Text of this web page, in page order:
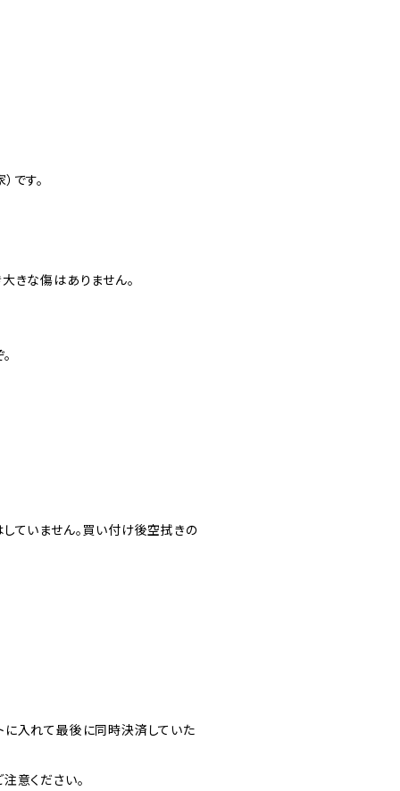
です。
きな傷はありません。
ていません。買い付け後空拭きの
に入れて最後に同時決済していた
意ください。